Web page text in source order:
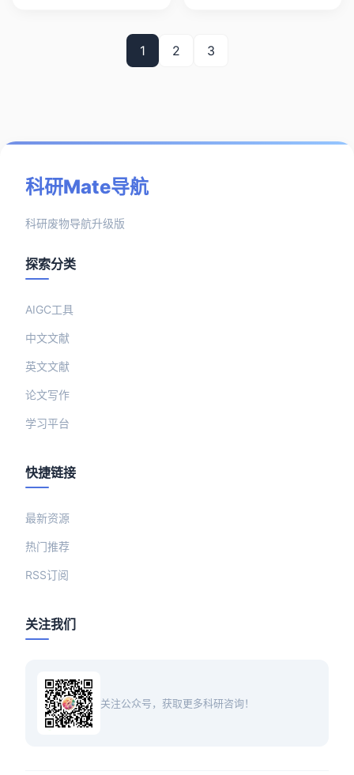
1 2 3
科研Mate导航
科研废物导航升级版
探索分类
AIGC工具
中文文献
英文文献
论文写作
学习平台
快捷链接
最新资源
热门推荐
RSS订阅
关注我们
关注公众号，获取更多科研咨询！